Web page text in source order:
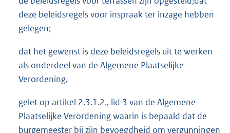
deze beleidsregels voor inspraak ter inzage hebben
gelegen;
dat het gewenst is deze beleidsregels uit te werken
als onderdeel van de Algemene Plaatselijke
Verordening,
gelet op artikel 2.3.1.2., lid 3 van de Algemene
Plaatselijke Verordening waarin is bepaald dat de
burgemeester bij zijn bevoegdheid om vergunningen